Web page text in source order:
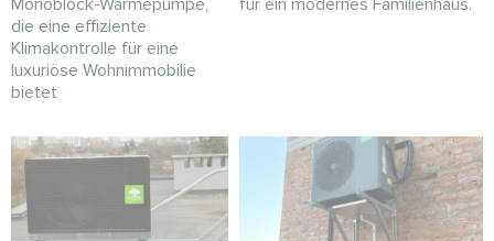
die eine effiziente
Klimakontrolle für eine
luxuriöse Wohnimmobilie
bietet